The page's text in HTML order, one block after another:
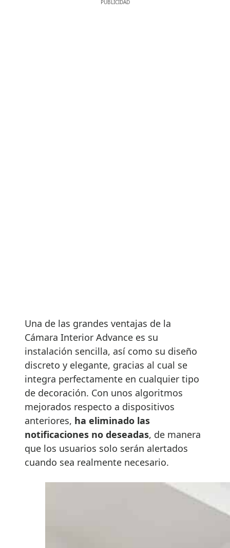
Una de las grandes ventajas de la
Cámara Interior Advance es su
instalación sencilla, así como su diseño
discreto y elegante, gracias al cual se
integra perfectamente en cualquier tipo
de decoración. Con unos algoritmos
mejorados respecto a dispositivos
anteriores, ha eliminado las
notificaciones no deseadas, de manera
que los usuarios solo serán alertados
cuando sea realmente necesario.